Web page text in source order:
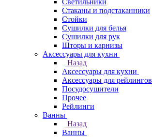
Светильники
Стаканы и подстаканники
Стойки
Сушилки для белья
Сушилки для рук
Шторы и карнизы
Аксессуары для кухни
Назад
Аксессуары для кухни
Аксессуары для рейлингов
Посудосушители
Прочее
Рейлинги
Ванны
Назад
Ванны